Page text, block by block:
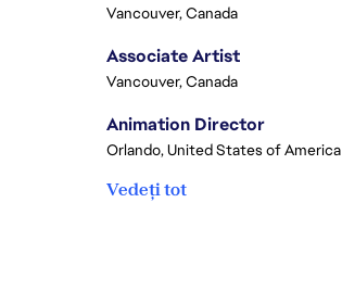
Vancouver, Canada
Associate Artist
Vancouver, Canada
Animation Director
Orlando, United States of America
Vedeți tot